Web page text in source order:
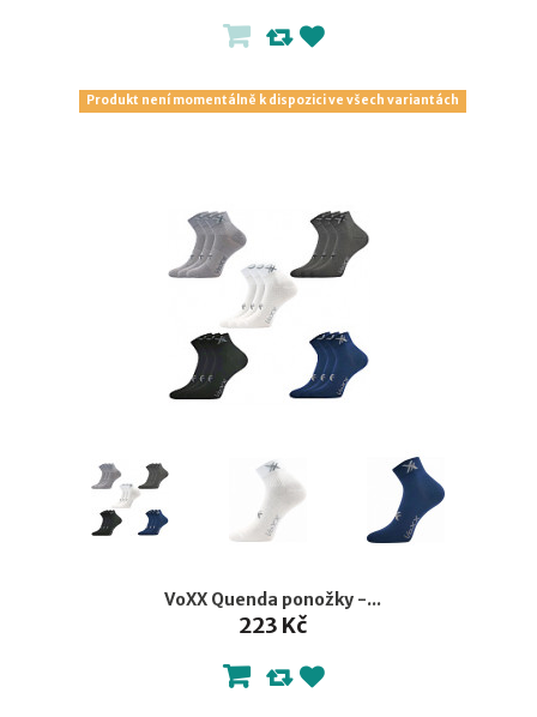
Produkt není momentálně k dispozici ve všech variantách
VoXX Quenda ponožky -...
223 Kč